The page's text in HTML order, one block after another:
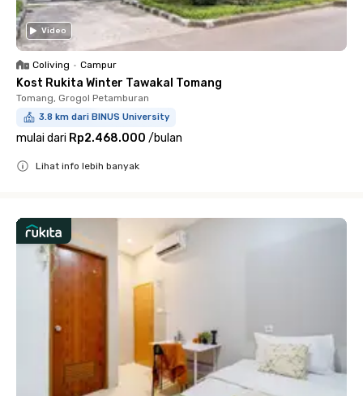
Video
Coliving • Campur
Kost Rukita Winter Tawakal Tomang
Tomang, Grogol Petamburan
3.8 km dari BINUS University
mulai dari Rp2.468.000 /bulan
Lihat info lebih banyak